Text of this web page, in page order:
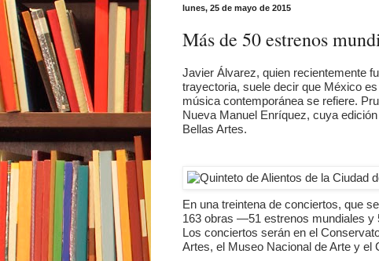
lunes, 25 de mayo de 2015
Más de 50 estrenos
Javier Álvarez, quien recientemente
trayectoria, suele decir que México
música contemporánea se refiere.
Nueva Manuel Enríquez, cuya
Bellas Artes.
En una treintena de conciertos, que
163 obras —51 estrenos mundiales
Los conciertos serán en el
Artes, el Museo Nacional de Arte y el